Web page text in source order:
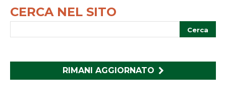
CERCA NEL SITO
RIMANI AGGIORNATO